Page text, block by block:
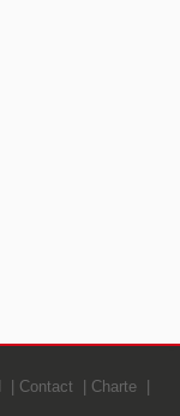
Contact
Charte